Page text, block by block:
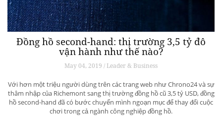
Đồng hồ second-hand: thị trường 3,5 tỷ đô
vận hành như thế nào?
May 04, 2019 / Leader & Business
Với hơn một triệu người dùng trên các trang web như Chrono24 và sự
thâm nhập của Richemont sang thị trường đồng hồ cũ 3,5 tỷ USD, đồng
hồ second-hand đã có bước chuyển mình ngoạn mục để thay đổi cuộc
chơi trong cả ngành công nghiệp đồng hồ.